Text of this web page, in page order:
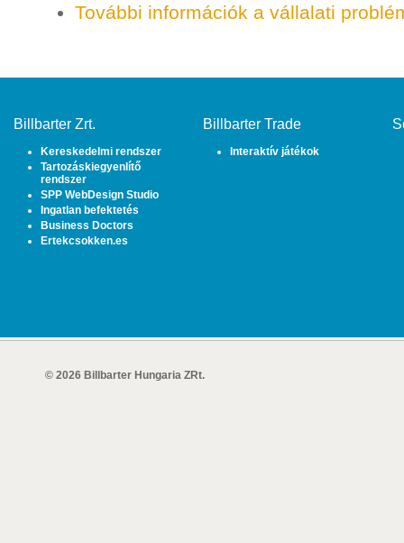
További információk a vállalati
Billbarter Zrt.
Kereskedelmi rendszer
Tartozáskiegyenlítő
rendszer
SPP WebDesign Studio
Ingatlan befektetés
Business Doctors
Ertekcsokken.es
Billbarter Trade
Interaktív játékok
© 2026 Billbarter Hungaria ZRt.